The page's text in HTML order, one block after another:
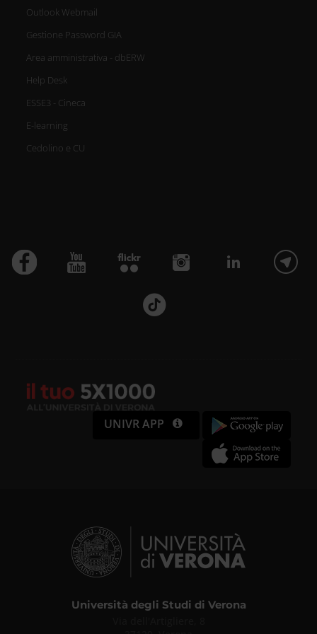
Outlook Webmail
Gestione Password GIA
Area amministrativa - dbERW
Help Desk
ESSE3 - Cineca
E-learning
Cedolino e CU
UNIVR APP
Università degli Studi di Verona